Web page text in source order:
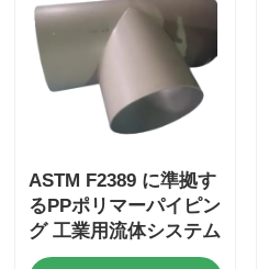
ASTM F2389 に準拠す
るPPポリマーパイピン
グ 工業用流体システム
と化学処理用に設計さ